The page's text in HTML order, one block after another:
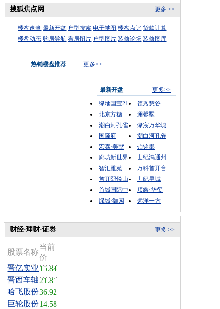
更多 >>
搜狐焦点网
楼盘速查 最新开盘 户型搜索 电子地图 楼盘点评 贷款计算
楼盘动态 购房导航 看房图片 户型图片 装修论坛 装修图库
热销楼盘推荐 更多>>
最新开盘
更多>>
绿地国宝21
领秀慧谷
北京方糖
澜馨墅
潮白河孔雀
绿宸万华城
国隆府
潮白河孔雀
宏泰·美墅
铂铭郡
廊坊新世界
世纪鸿通州
智汇雅苑
万科首开台
首开熙悦山
世纪星城
首城国际中
顺鑫·华玺
绿城·御园
远洋一方
更多 >>
财经·理财·证券
股票名称
当前
价
晋亿实业15.84
晋西车轴21.81
哈飞股份36.92
巨轮股份14.58